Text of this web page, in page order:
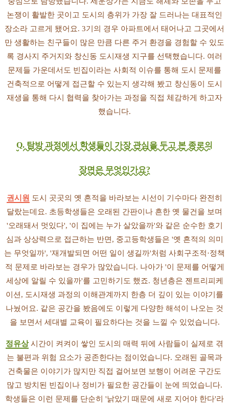
논쟁이 활발한 곳이고 도시의 층위가 가장 잘 드러나는 대표적인
장소라 고르게 됐어요. 3기의 경우 아파트에서 태어나고 그곳에서
만 생활하는 친구들이 많은 만큼 다른 주거 환경을 경험할 수 있도
록 경사지 주거지와 창신동 도시재생 지구를 선택했습니다. 여러
문제들 가운데서도 빈집이라는 사회적 이슈를 통해 도시 문제를
건축적으로 어떻게 접근할 수 있는지 생각해 봤고 창신동이 도시
재생을 통해 다시 협력을 찾아가는 과정을 직접 체감하게 하고자
했습니다.
Q. 탐방 과정에서 학생들이 가장 관심을 두고 본 종로의
장면은 무엇인가요?
권시원 도시 곳곳의 옛 흔적을 바라보는 시선이 기수마다 완전히
달랐는데요. 초등학생들은 오래된 간판이나 흔한 옛 물건을 보며
'오래돼서 멋있다', '이 집에는 누가 살았을까'와 같은 순수한 호기
심과 상상력으로 접근하는 반면, 중고등학생들은 '옛 흔적의 의미
는 무엇일까', '재개발되면 어떤 일이 생길까'처럼 사회구조적·정책
적 문제로 바라보는 경우가 많았습니다. 나아가 '이 문제를 어떻게
세상에 알릴 수 있을까'를 고민하기도 했죠. 청년층은 젠트리피케
이션, 도시재생 과정의 이해관계까지 한층 더 깊이 있는 이야기를
나눴어요. 같은 공간을 봤음에도 이렇게 다양한 해석이 나오는 것
을 보면서 세대별 교육이 필요하다는 것을 느낄 수 있었습니다.
정유상시간이 켜켜이 쌓인 도시의 매력 뒤에 사람들이 실제로 겪
는 불편과 위험 요소가 공존한다는 점이었습니다. 오래된 골목과
건축물은 이야기가 많지만 직접 걸어보면 보행이 어려운 구간도
많고 방치된 빈집이나 정비가 필요한 공간들이 눈에 띄었습니다.
학생들은 이런 문제를 단순히 '낡았기 때문에 새로 지어야 한다'라